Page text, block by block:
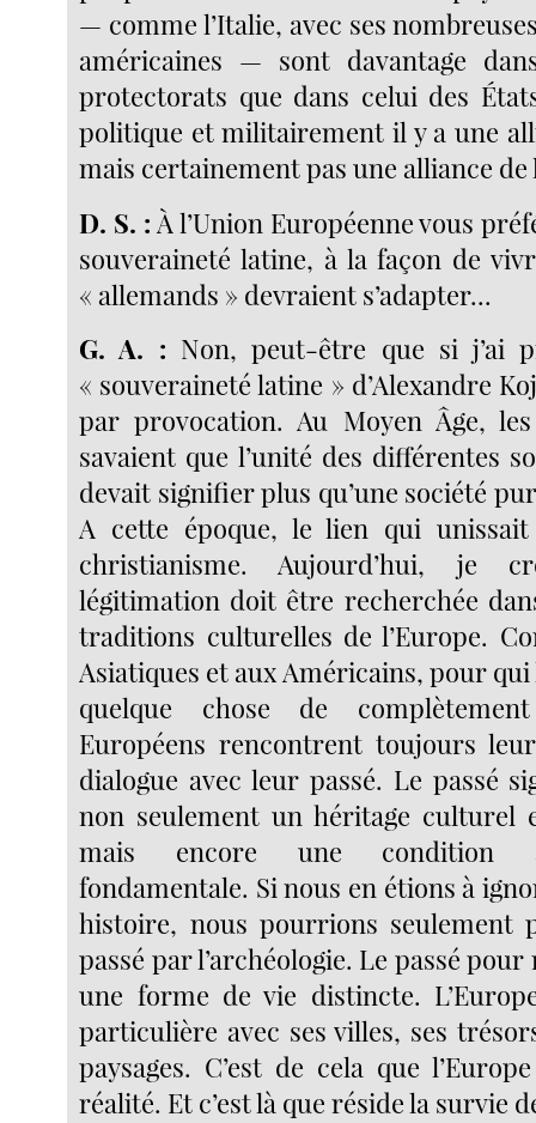
— comme l’Italie, avec ses
américaines — sont davantage
protectorats que dans celui des
politique et militairement il y a une
mais certainement pas une alliance de
D. S. : À l’Union Européenne vous
souveraineté latine, à la façon de
« allemands » devraient s’adapter...
G. A. : Non, peut-être que si j’ai
« souveraineté latine » d’Alexandre
par provocation. Au Moyen Âge,
savaient que l’unité des différentes
devait signifier plus qu’une société
A cette époque, le lien qui
christianisme. Aujourd’hui, je
légitimation doit être recherchée
traditions culturelles de l’Europe.
Asiatiques et aux Américains, pour
quelque chose de
Européens rencontrent toujours
dialogue avec leur passé. Le passé
non seulement un héritage culturel
mais encore une condition
fondamentale. Si nous en étions à
histoire, nous pourrions seulement
passé par l’archéologie. Le passé
une forme de vie distincte.
particulière avec ses villes, ses
paysages. C’est de cela que
réalité. Et c’est là que réside la survie